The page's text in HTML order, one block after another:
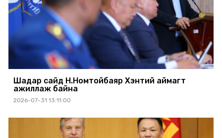
Шадар сайд Н.Номтойбаяр Хэнтий аймагт
ажиллаж байна
2026-07-31 13:11:00